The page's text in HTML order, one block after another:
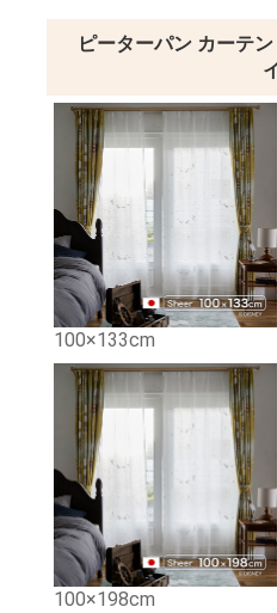
ピーターパン カーテ
100×133cm
100×198cm